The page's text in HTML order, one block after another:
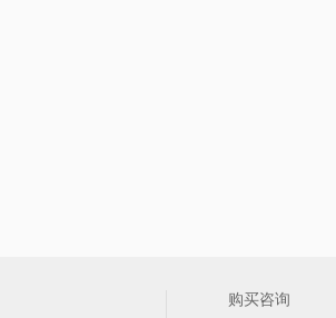
购买咨询